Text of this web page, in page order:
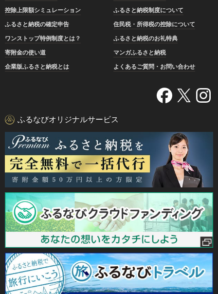
控除上限額シミュレーション
ふるさと納税制度について
ふるさと納税の確定申告
住民税・所得税の控除について
ワンストップ特例制度とは？
ふるさと納税のお礼特典
寄附金の使い道
マンガふるさと納税
企業版ふるさと納税とは
よくあるご質問・お問い合わせ
ふるなびオリジナルサービス